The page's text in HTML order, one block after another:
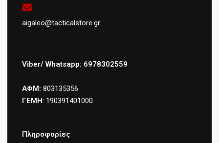
aigaleo@tacticalstore.gr
Viber/ Whatsapp: 6978302559
ΑΦΜ: 803135356
ΓΕΜΗ: 190391401000
Πληροφορίες